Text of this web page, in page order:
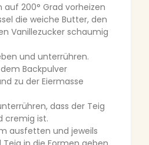
auf 200° Grad vorheizen
die weiche Butter, den
Vanillezucker schaumig
und unterrühren.
Backpulver
zu der Eiermasse
dass der Teig
cremig ist.
ausfetten und jeweils